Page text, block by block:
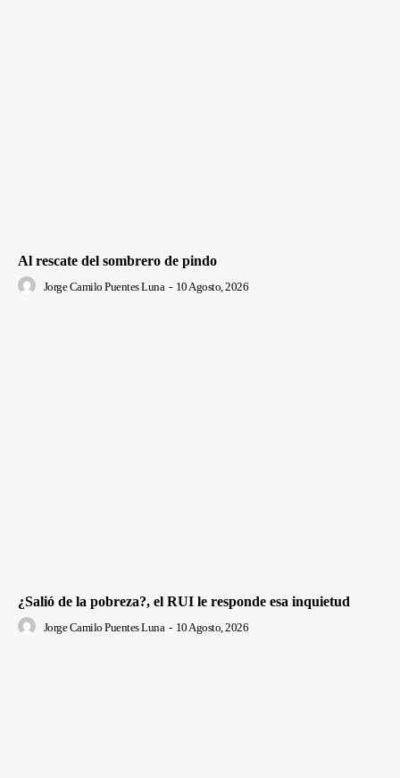
Al rescate del sombrero de pindo
Jorge Camilo Puentes Luna - 10 Agosto, 2026
¿Salió de la pobreza?, el RUI le responde esa inquietud
Jorge Camilo Puentes Luna - 10 Agosto, 2026